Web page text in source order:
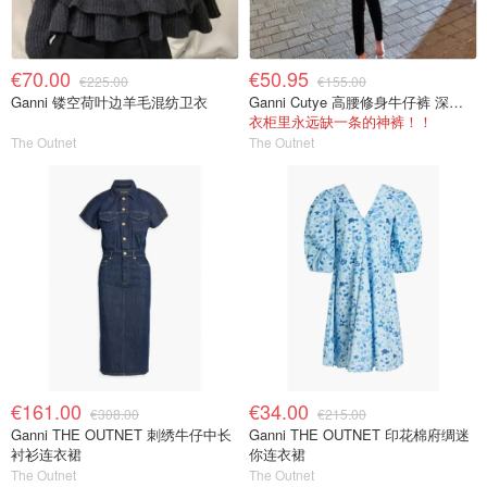
€70.00 €225.00
Ganni 镂空荷叶边羊毛混纺卫衣
The Outnet
€50.95 €155.00
Ganni Cutye 高腰修身牛仔裤 深蓝色
衣柜里永远缺一条的神裤！！
The Outnet
€161.00 €308.00
Ganni THE OUTNET 刺绣牛仔中长
衬衫连衣裙
The Outnet
€34.00 €215.00
Ganni THE OUTNET 印花棉府绸迷
你连衣裙
The Outnet